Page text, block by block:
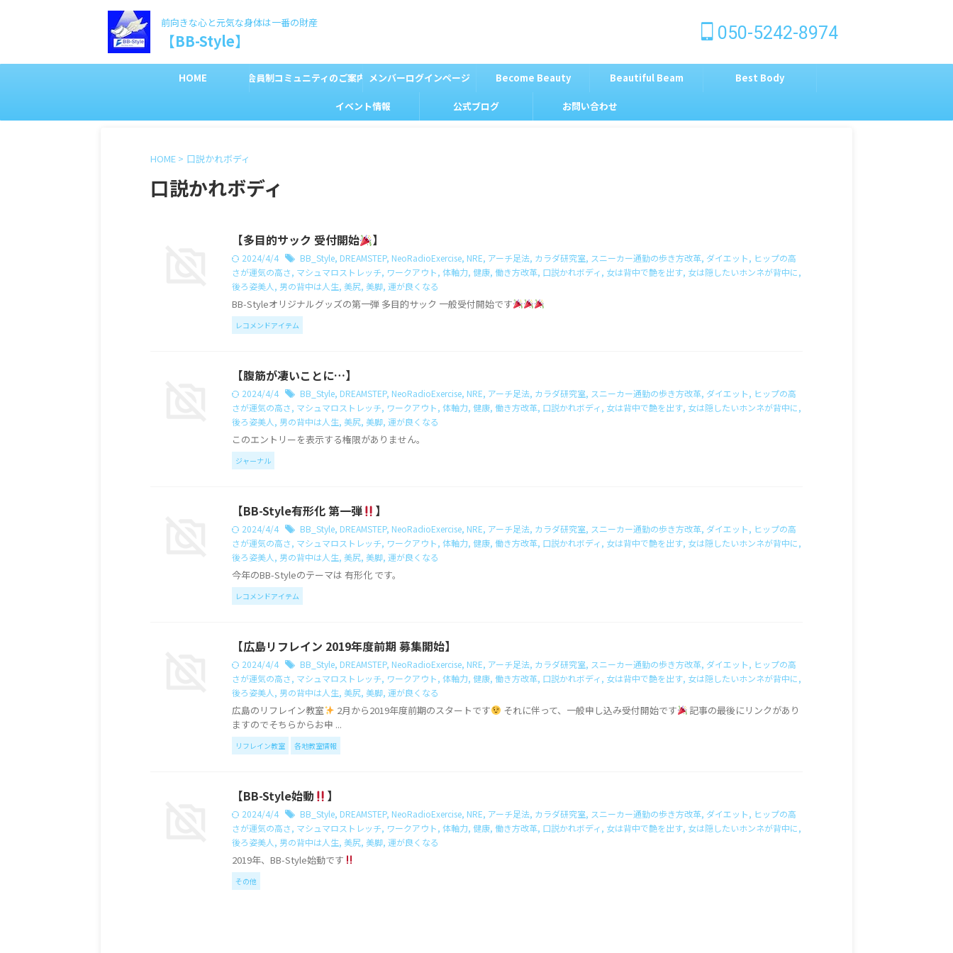
前向きな心と元気な身体は一番の財産
【BB-Style】 050-5242-8974
HOME 会員制コミュニティのご案内 メンバーログインページ Become Beauty Beautiful Beam Best Body
イベント情報 公式ブログ お問い合わせ
HOME > 口説かれボディ
口説かれボディ
【多目的サック 受付開始 】
2024/4/4 BB_Style, DREAMSTEP, NeoRadioExercise, NRE, アーチ足法, カラダ研究室, スニーカー通勤の歩き方改革, ダイエット, ヒップの高
さが運気の高さ, マシュマロストレッチ, ワークアウト, 体軸力, 健康, 働き方改革, 口説かれボディ, 女は背中で艶を出す, 女は隠したいホンネが背中に,
後ろ姿美人 , 男の背中は人生, 美尻, 美脚, 運が良くなる
BB-Styleオリジナルグッズの第一弾 多目的サック 一般受付開始です
レコメンドアイテム
【腹筋が凄いことに…】
2024/4/4 BB_Style, DREAMSTEP, NeoRadioExercise, NRE, アーチ足法, カラダ研究室, スニーカー通勤の歩き方改革, ダイエット, ヒップの高
さが運気の高さ, マシュマロストレッチ, ワークアウト, 体軸力, 健康, 働き方改革, 口説かれボディ, 女は背中で艶を出す, 女は隠したいホンネが背中に,
後ろ姿美人 , 男の背中は人生, 美尻, 美脚, 運が良くなる
このエントリーを表示する権限がありません。
ジャーナル
【BB-Style有形化 第一弾 】
2024/4/4 BB_Style, DREAMSTEP, NeoRadioExercise, NRE, アーチ足法, カラダ研究室, スニーカー通勤の歩き方改革, ダイエット, ヒップの高
さが運気の高さ, マシュマロストレッチ, ワークアウト, 体軸力, 健康, 働き方改革, 口説かれボディ, 女は背中で艶を出す, 女は隠したいホンネが背中に,
後ろ姿美人 , 男の背中は人生, 美尻, 美脚, 運が良くなる
今年のBB-Styleのテーマは 有形化 です。
レコメンドアイテム
【広島リフレイン 2019年度前期 募集開始】
2024/4/4 BB_Style, DREAMSTEP, NeoRadioExercise, NRE, アーチ足法, カラダ研究室, スニーカー通勤の歩き方改革, ダイエット, ヒップの高
さが運気の高さ, マシュマロストレッチ, ワークアウト, 体軸力, 健康, 働き方改革, 口説かれボディ, 女は背中で艶を出す, 女は隠したいホンネが背中に,
後ろ姿美人 , 男の背中は人生, 美尻, 美脚, 運が良くなる
広島のリフレイン教室 2月から2019年度前期のスタートです それに伴って、一般申し込み受付開始です
記事の最後にリンクがあり
ますのでそちらからお申 ...
リフレイン教室 各地教室情報
【BB-Style始動 】
2024/4/4 BB_Style, DREAMSTEP, NeoRadioExercise, NRE, アーチ足法, カラダ研究室, スニーカー通勤の歩き方改革, ダイエット, ヒップの高
さが運気の高さ, マシュマロストレッチ, ワークアウト, 体軸力, 健康, 働き方改革, 口説かれボディ, 女は背中で艶を出す, 女は隠したいホンネが背中に,
後ろ姿美人 , 男の背中は人生, 美尻, 美脚, 運が良くなる
2019年、BB-Style始動です
その他